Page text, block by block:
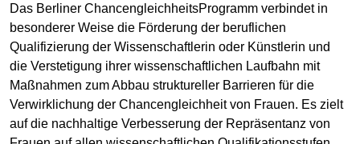
Das Berliner ChancengleichheitsProgramm verbindet in
besonderer Weise die Förderung der beruflichen
Qualifizierung der Wissenschaftlerin oder Künstlerin und
die Verstetigung ihrer wissenschaftlichen Laufbahn mit
Maßnahmen zum Abbau struktureller Barrieren für die
Verwirklichung der Chancengleichheit von Frauen. Es zielt
auf die nachhaltige Verbesserung der Repräsentanz von